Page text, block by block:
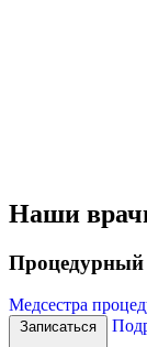
Наши
Процедурный
Медсестра
Записаться